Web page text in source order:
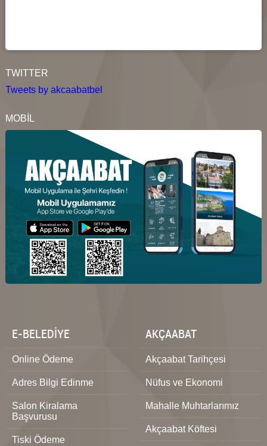
TWITTER
Tweets by akcaabatbel
MOBİL
E-BELEDİYE
Online Ödeme
Adres Bilgi Edinme
Salon Kiralama
Başvurusu
Tiski Ödeme
AKÇAABAT
Akçaabat Tarihçesi
Nüfus ve Ekonomi
Mahalle Muhtarlarımız
Akçaabat Köftesi